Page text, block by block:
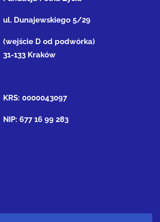
ul. Dunajewskiego 5/29
(wejście D od podwórka)
31-133 Kraków
KRS: 0000043097
NIP: 677 16 99 283